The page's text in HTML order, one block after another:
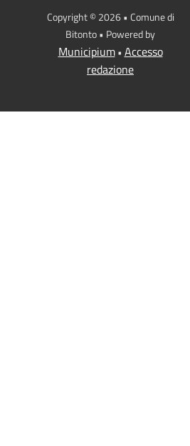
Copyright © 2026 • Comune di
Bitonto • Powered by
Municipium• Accesso
redazione